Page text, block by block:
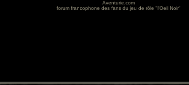
Aventurie.com
forum francophone des fans du jeu de rôle "l'Oeil Noir"